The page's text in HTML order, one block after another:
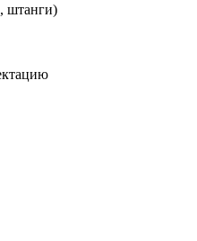
штанги)